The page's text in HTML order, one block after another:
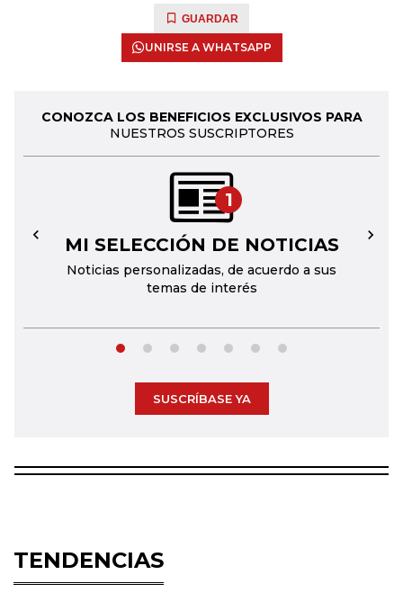
GUARDAR
UNIRSE A WHATSAPP
CONOZCA LOS BENEFICIOS EXCLUSIVOS PARA
NUESTROS SUSCRIPTORES
1
MI SELECCIÓN DE NOTICIAS
Noticias personalizadas, de acuerdo a sus
temas de interés
← →
SUSCRÍBASE YA
TENDENCIAS